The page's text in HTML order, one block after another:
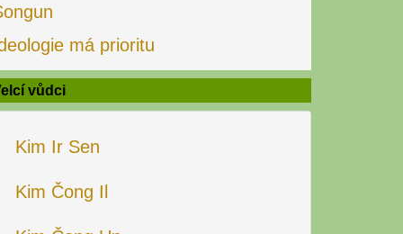
má prioritu
vůdci
Kim Ir Sen
Kim Čong Il